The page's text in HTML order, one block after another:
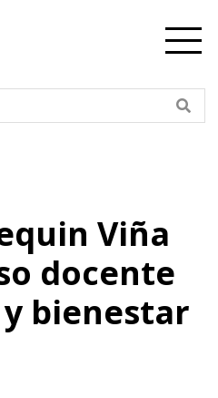
Viña
docente
bienestar